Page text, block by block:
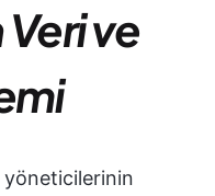
ve
yöneticilerinin